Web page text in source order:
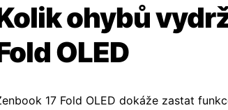
ohybů
OLED
17 Fold OLED dokáže zastat